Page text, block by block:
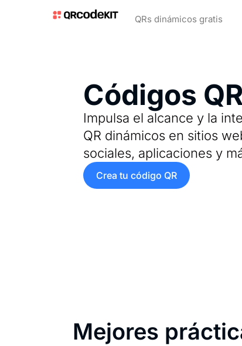
QRs dinámicos gratis
Códigos
Impulsa el alcance y la
QR dinámicos en sitios
sociales, aplicaciones y
Crea tu código QR
Mejores